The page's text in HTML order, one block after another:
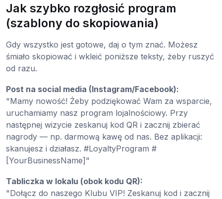
Jak szybko rozgłosić program
(szablony do skopiowania)
Gdy wszystko jest gotowe, daj o tym znać. Możesz
śmiało skopiować i wkleić poniższe teksty, żeby ruszyć
od razu.
Post na social media (Instagram/Facebook):
"Mamy nowość! Żeby podziękować Wam za wsparcie,
uruchamiamy nasz program lojalnościowy. Przy
następnej wizycie zeskanuj kod QR i zacznij zbierać
nagrody — np. darmową kawę od nas. Bez aplikacji:
skanujesz i działasz. #LoyaltyProgram #
[YourBusinessName]"
Tabliczka w lokalu (obok kodu QR):
"Dołącz do naszego Klubu VIP! Zeskanuj kod i zacznij